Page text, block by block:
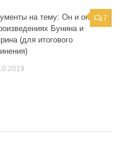
7
на тему: Он и она
Бунина и
(для итогового